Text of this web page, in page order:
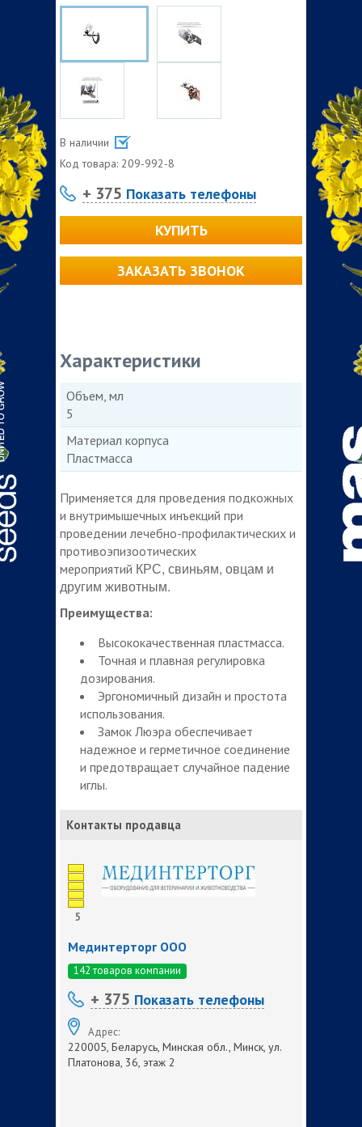
В наличии
Код товара: 209-992-8
+ 375 Показать телефоны
КУПИТЬ
ЗАКАЗАТЬ ЗВОНОК
Характеристики
Объем, мл
5
Материал корпуса
Пластмасса
Применяется для проведения подкожных
и внутримышечных инъекций при
проведении лечебно-профилактических и
противоэпизоотических
мероприятий КРС, свиньям, овцам и
другим животным.
Преимущества:
Высококачественная пластмасса.
Точная и плавная регулировка
дозирования.
Эргономичный дизайн и простота
использования.
Замок Люэра обеспечивает
надежное и герметичное соединение
и предотвращает случайное падение
иглы.
Контакты продавца
5
Мединтерторг ООО
142 товаров компании
+ 375 Показать телефоны
Адрес:
220005, Беларусь, Минская обл., Минск, ул.
Платонова, 36, этаж 2